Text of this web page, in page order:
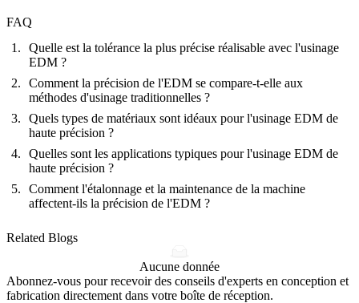
FAQ
Quelle est la tolérance la plus précise réalisable avec l'usinage
EDM ?
Comment la précision de l'EDM se compare-t-elle aux
méthodes d'usinage traditionnelles ?
Quels types de matériaux sont idéaux pour l'usinage EDM de
haute précision ?
Quelles sont les applications typiques pour l'usinage EDM de
haute précision ?
Comment l'étalonnage et la maintenance de la machine
affectent-ils la précision de l'EDM ?
Related Blogs
Aucune donnée
Abonnez-vous pour recevoir des conseils d'experts en conception et
fabrication directement dans votre boîte de réception.